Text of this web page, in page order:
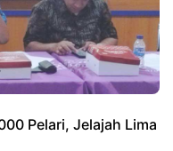
Pelari, Jelajah Lima